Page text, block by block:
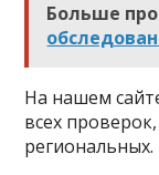
Больше
На нашем
всех
региональных.